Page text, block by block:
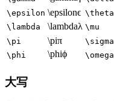
\epsilon \epsilonϵ \theta
\lambda \lambdaλ \mu
\pi \piπ \sigma
\phi \phiϕ \omega
大写